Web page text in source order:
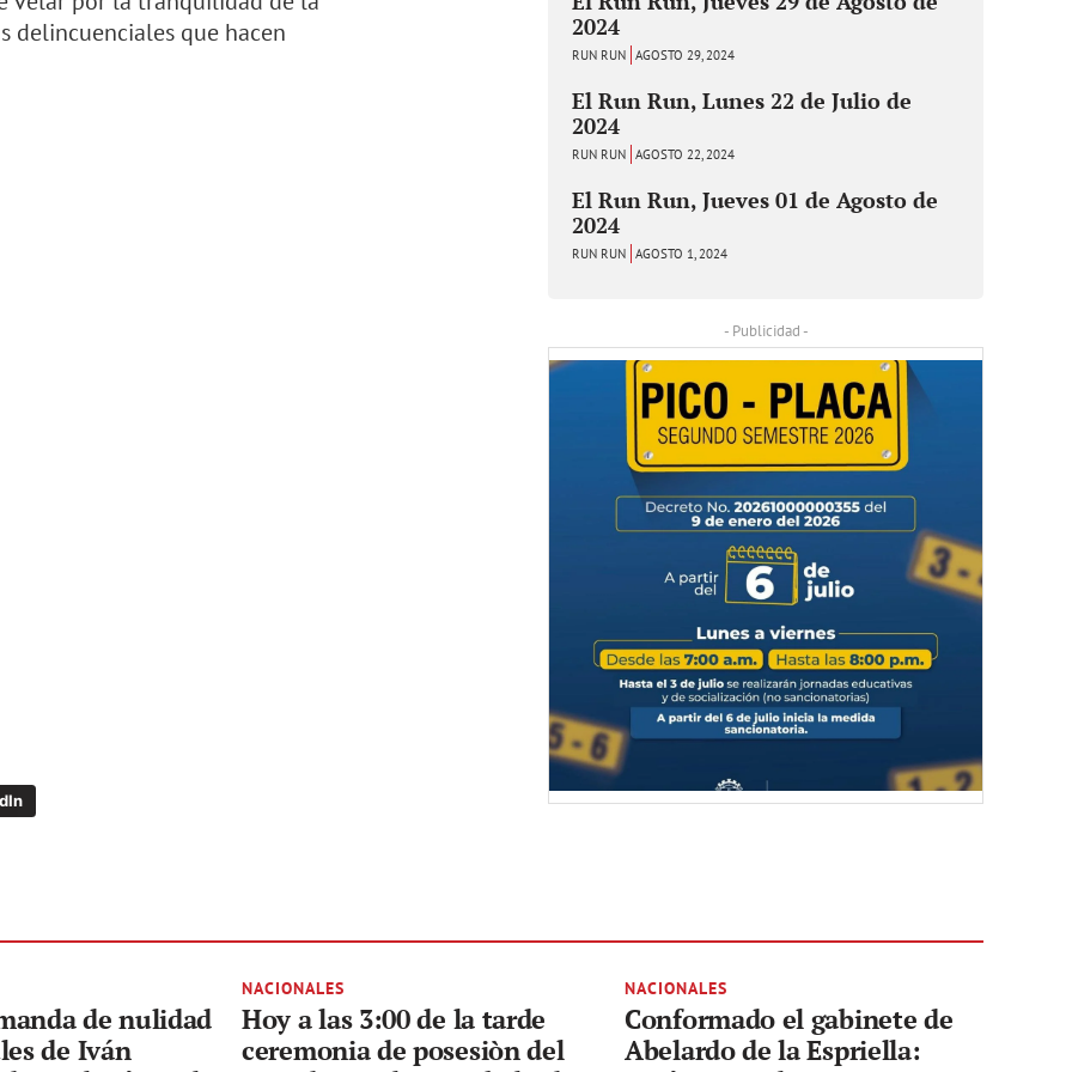
delincuenciales que hacen
2024
RUN RUN AGOSTO 29, 2024
El Run Run, Lunes 22 de Julio de
2024
RUN RUN AGOSTO 22, 2024
El Run Run, Jueves 01 de Agosto de
2024
RUN RUN AGOSTO 1, 2024
- Publicidad -
de nulidad
de Iván
NACIONALES
Hoy a las 3:00 de la tarde
ceremonia de posesiòn del
NACIONALES
Conformado el gabinete de
Abelardo de la Espriella: